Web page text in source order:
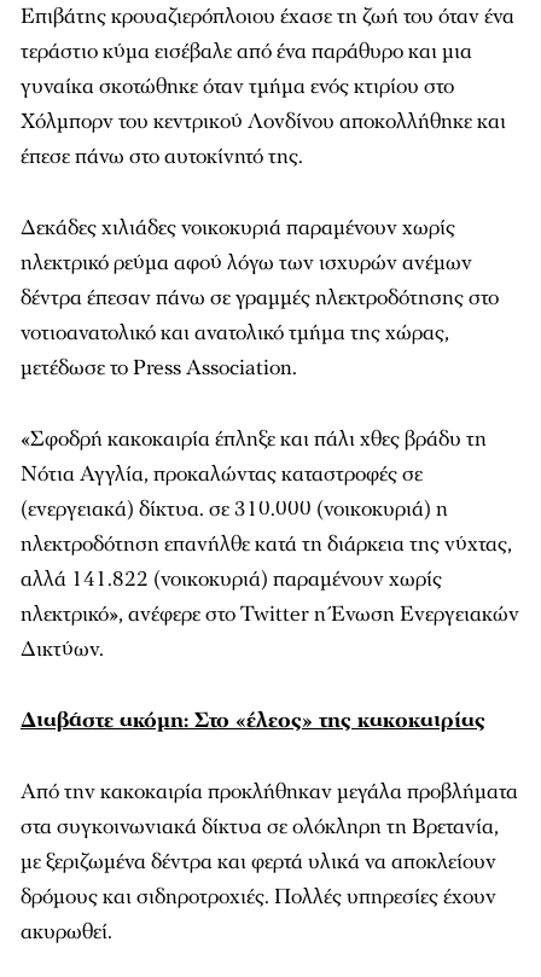
Επιβάτης κρουαζιερόπλοιου έχασε τη ζωή του όταν ένα
τεράστιο κύμα εισέβαλε από ένα παράθυρο και μια
γυναίκα σκοτώθηκε όταν τμήμα ενός κτιρίου στο
Χόλμπορν του κεντρικού Λονδίνου αποκολλήθηκε και
έπεσε πάνω στο αυτοκίνητό της.
Δεκάδες χιλιάδες νοικοκυριά παραμένουν χωρίς
ηλεκτρικό ρεύμα αφού λόγω των ισχυρών ανέμων
δέντρα έπεσαν πάνω σε γραμμές ηλεκτροδότησης στο
νοτιοανατολικό και ανατολικό τμήμα της χώρας,
μετέδωσε το Press Association.
«Σφοδρή κακοκαιρία έπληξε και πάλι χθες βράδυ τη
Νότια Αγγλία, προκαλώντας καταστροφές σε
(ενεργειακά) δίκτυα. σε 310.000 (νοικοκυριά) η
ηλεκτροδότηση επανήλθε κατά τη διάρκεια της νύχτας,
αλλά 141.822 (νοικοκυριά) παραμένουν χωρίς
ηλεκτρικό», ανέφερε στο Twitter η Ένωση Ενεργειακών
Δικτύων.
Διαβάστε ακόμη: Στο «έλεος» της κακοκαιρίας
Από την κακοκαιρία προκλήθηκαν μεγάλα προβλήματα
στα συγκοινωνιακά δίκτυα σε ολόκληρη τη Βρετανία,
με ξεριζωμένα δέντρα και φερτά υλικά να αποκλείουν
δρόμους και σιδηροτροχιές. Πολλές υπηρεσίες έχουν
ακυρωθεί.